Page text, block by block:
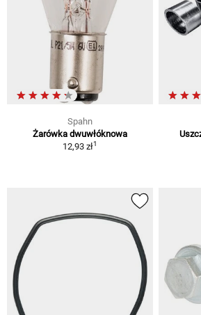
Spahn
Żarówka dwuwłóknowa
12,93 zł1